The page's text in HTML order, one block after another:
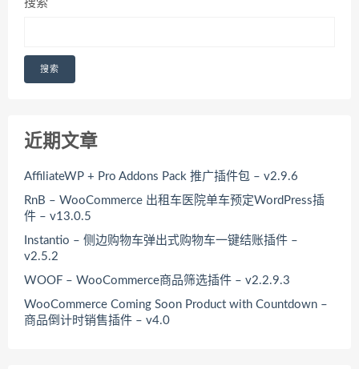
搜索
搜索
近期文章
AffiliateWP + Pro Addons Pack 推广插件包 – v2.9.6
RnB – WooCommerce 出租车医院单车预定WordPress插
件 – v13.0.5
Instantio – 侧边购物车弹出式购物车一键结账插件 –
v2.5.2
WOOF – WooCommerce商品筛选插件 – v2.2.9.3
WooCommerce Coming Soon Product with Countdown –
商品倒计时销售插件 – v4.0